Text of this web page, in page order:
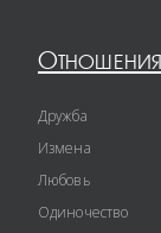
Отношения
Дружба
Измена
Любовь
Одиночество